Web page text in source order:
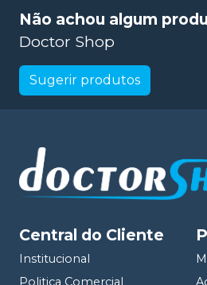
Não achou algum
Doctor Shop
Sugerir produtos
Central do Cliente
Institucional
Politica Comercial